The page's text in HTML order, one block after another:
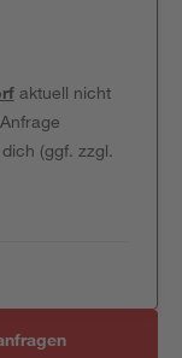
aktuell nicht
(ggf. zzgl.